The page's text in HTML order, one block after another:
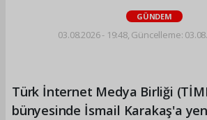
GÜNDEM
03.08.2026 - 19:48, Güncelleme:
Türk İnternet Medya Birliği
bünyesinde İsmail Karakaş'a